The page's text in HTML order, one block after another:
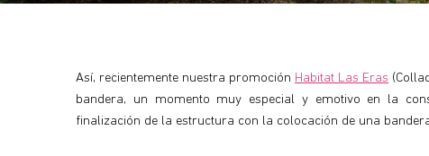
Así, recientemente nuestra promoción Habitat Las Eras
bandera, un momento muy especial y emotivo en la
finalización de la estructura con la colocación de una